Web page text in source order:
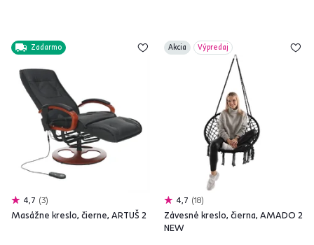
Zadarmo
4,7 3
Masážne kreslo, čierne, ARTUŠ 2
Akcia Výpredaj
4,7 18
Závesné kreslo, čierna, AMADO 2
NEW